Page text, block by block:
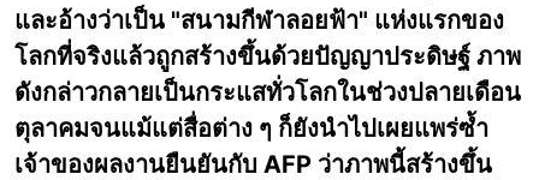
และอ้างว่าเป็น "สนามกีฬาลอยฟ้า" แห่งแรกของ
โลกที่จริงแล้วถูกสร้างขึ้นด้วยปัญญาประดิษฐ์ ภาพ
ดังกล่าวกลายเป็นกระแสทั่วโลกในช่วงปลายเดือน
ตุลาคมจนแม้แต่สื่อต่าง ๆ ก็ยังนำไปเผยแพร่ซ้ำ
เจ้าของผลงานยืนยันกับ AFP ว่าภาพนี้สร้างขึ้น